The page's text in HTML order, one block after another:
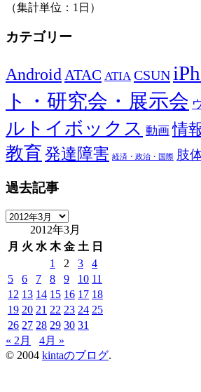
（集計単位：1日）
カテゴリー
Android ATAC ATIA CSUN
ト・研究会・展示会
ルトイボックス 動画 情
教育発達障害 経済・政治・国際 肢
過去記事
過
記
2012年3月
月 火 水 木 金 土 日
1
2 3
4
5
6 7 8 9 10 11
12 13 14 15 16 17 18
19 20 21 22 23 24 25
26 27 28 29 30 31
« 2月
4月 »
© 2004 kintaのブログ.